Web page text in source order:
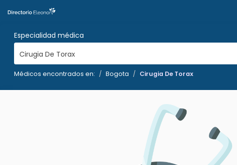
Especialidad médica
Cirugia De Torax
Médicos encontrados en: Bogota Cirugia De Torax